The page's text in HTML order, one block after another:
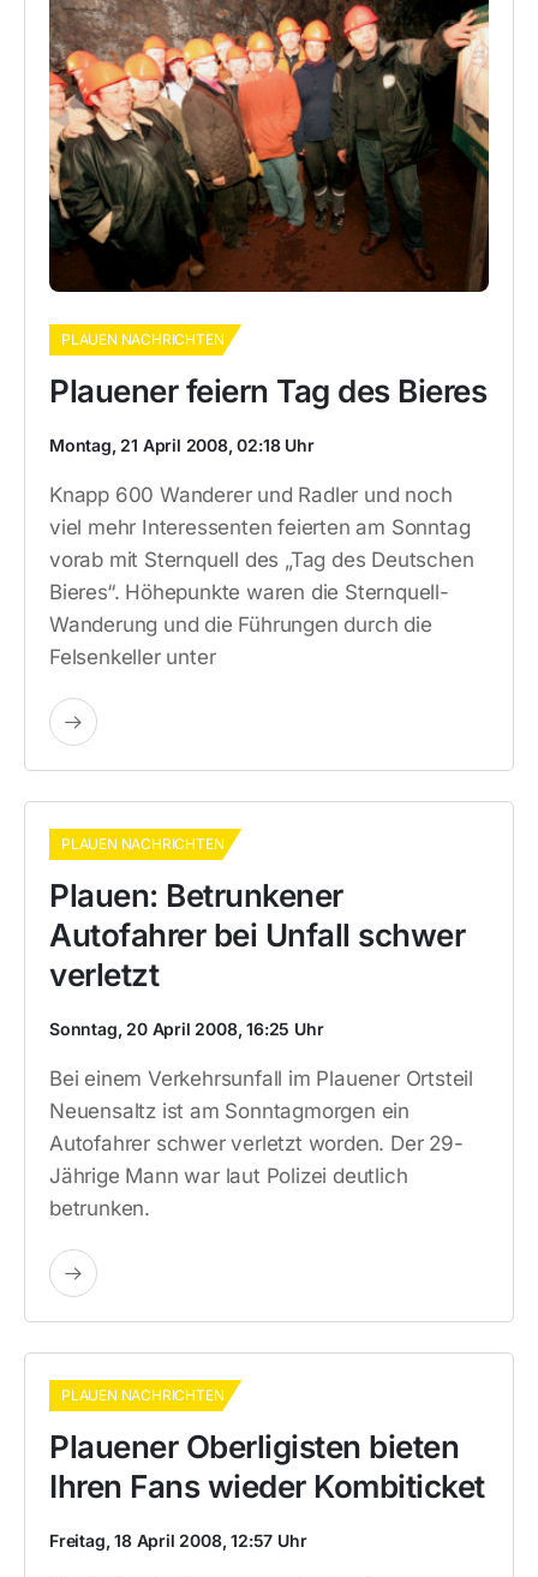
PLAUEN NACHRICHTEN
Plauener feiern Tag des Bieres
Montag, 21 April 2008, 02:18 Uhr
Knapp 600 Wanderer und Radler und noch
viel mehr Interessenten feierten am Sonntag
vorab mit Sternquell des „Tag des Deutschen
Bieres“. Höhepunkte waren die Sternquell-
Wanderung und die Führungen durch die
Felsenkeller unter
PLAUEN NACHRICHTEN
Plauen: Betrunkener
Autofahrer bei Unfall schwer
verletzt
Sonntag, 20 April 2008, 16:25 Uhr
Bei einem Verkehrsunfall im Plauener Ortsteil
Neuensaltz ist am Sonntagmorgen ein
Autofahrer schwer verletzt worden. Der 29-
Jährige Mann war laut Polizei deutlich
betrunken.
PLAUEN NACHRICHTEN
Plauener Oberligisten bieten
Ihren Fans wieder Kombiticket
Freitag, 18 April 2008, 12:57 Uhr